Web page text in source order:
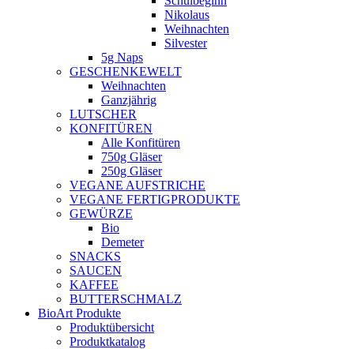
Nikolaus
Weihnachten
Silvester
5g Naps
GESCHENKEWELT
Weihnachten
Ganzjährig
LUTSCHER
KONFITÜREN
Alle Konfitüren
750g Gläser
250g Gläser
VEGANE AUFSTRICHE
VEGANE FERTIGPRODUKTE
GEWÜRZE
Bio
Demeter
SNACKS
SAUCEN
KAFFEE
BUTTERSCHMALZ
BioArt Produkte
Produktübersicht
Produktkatalog